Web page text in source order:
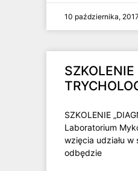
10 października,
SZKOLENIE
Laboratorium
wzięcia udziału
odbędzie